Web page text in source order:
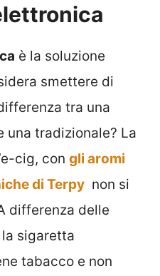
è la soluzione
smettere di
tra una
tradizionale? La
cig, con gli aromi
di Terpy non si
differenza delle
sigaretta
tabacco e non